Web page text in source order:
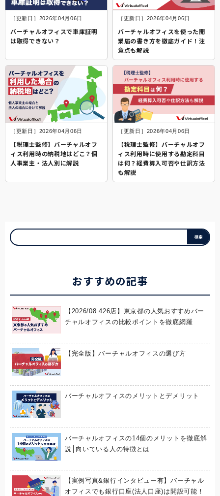
［更新日］2026年04月06日
バーチャルオフィスで車庫証明
は取得できない？
［更新日］2026年04月06日
バーチャルオフィスを使った開
業届の書き方を徹底ガイド！注
意点も解説
［更新日］2026年04月06日
【税理士監修】バーチャルオフ
ィス利用時の納税地はどこ？個
人事業主・法人別に解説
［更新日］2026年04月06日
【税理士監修】バーチャルオフ
ィス利用時に使用する勘定科目
は何？経費算入可否や仕訳方法
も解説
おすすめの記事
【2026/08 426店】東京都の人気おすすめバー
チャルオフィスの比較ポイントを徹底網羅
【完全版】バーチャルオフィスの選び方
バーチャルオフィスのメリットとデメリット
バーチャルオフィスの14個のメリットを徹底解
説│向いている人の特徴とは
【実例写真&銀行インタビュー有】バーチャル
オフィスでも銀行口座(法人口座)は開設可能！